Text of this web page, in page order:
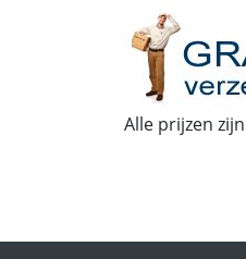
Alle prijzen